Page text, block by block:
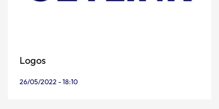
Logos
26/05/2022 - 18:10